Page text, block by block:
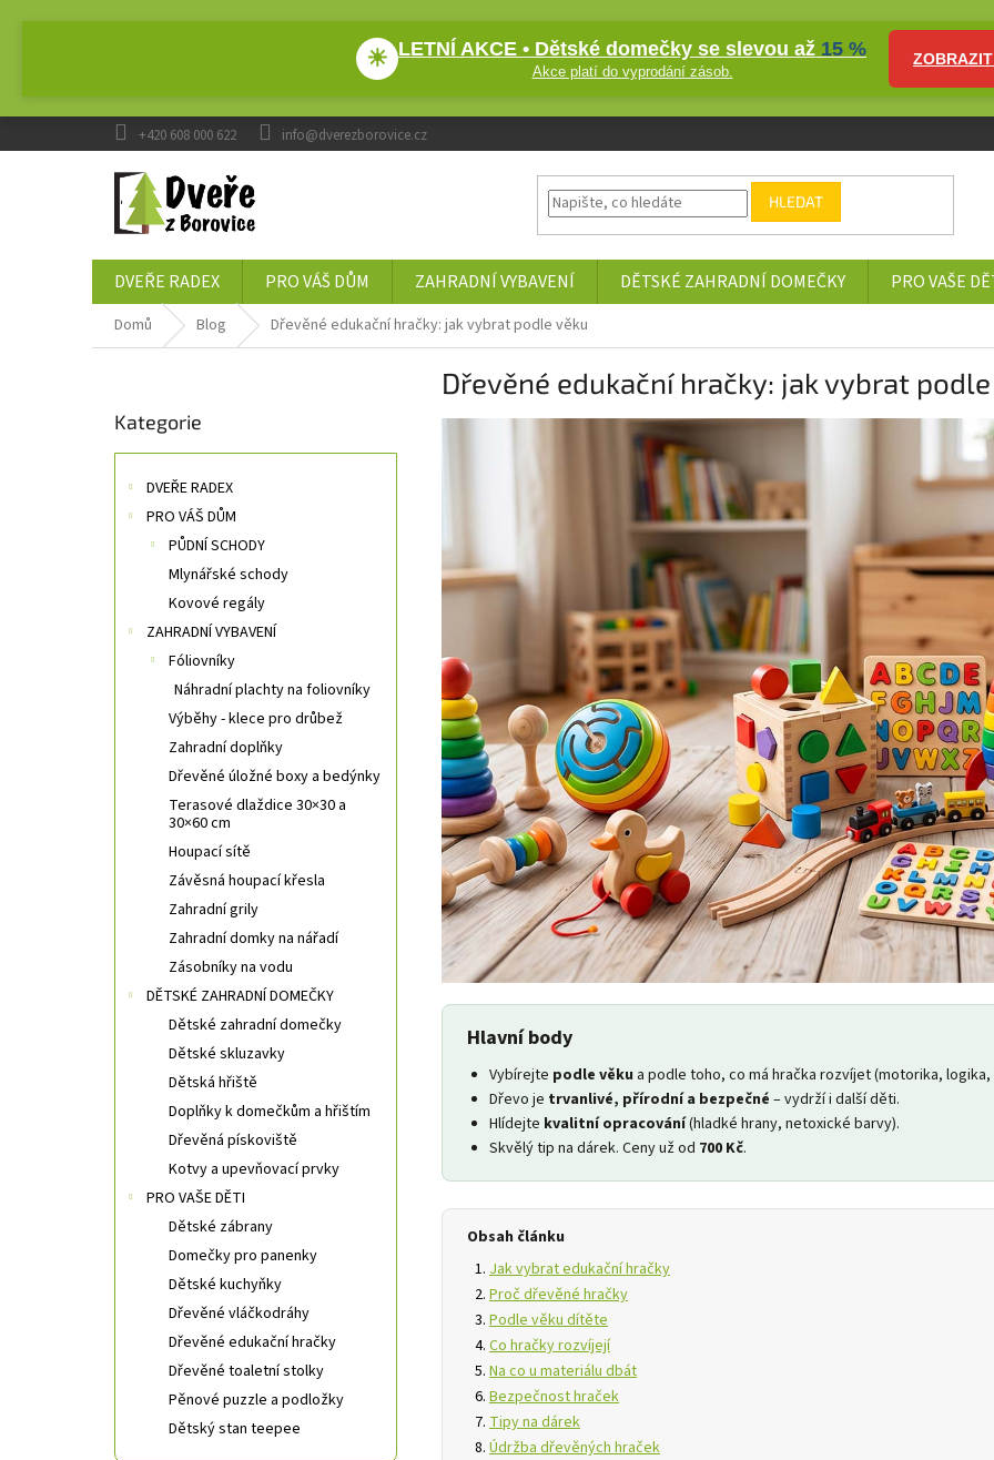
☀ LETNÍ AKCE • Dětské domečky se slevou až 15 %
Akce platí do vyprodání zásob.
+420 608 000 622 info@dverezborovice.cz
HLEDAT
DVEŘE RADEX PRO VÁŠ DŮM ZAHRADNÍ VYBAVENÍ DĚTSKÉ ZAHRADNÍ DOMEČKY PRO VAŠE
Domů Blog Dřevěné edukační hračky: jak vybrat podle věku
kategorie
Kategorie
DVEŘE RADEX
PRO VÁŠ DŮM
PŮDNÍ SCHODY
Mlynářské schody
Kovové regály
ZAHRADNÍ VYBAVENÍ
Fóliovníky
Náhradní plachty na foliovníky
Výběhy - klece pro drůbež
Zahradní doplňky
Dřevěné úložné boxy a bedýnky
Terasové dlaždice 30×30 a
30×60 cm
Houpací sítě
Závěsná houpací křesla
Zahradní grily
Zahradní domky na nářadí
Zásobníky na vodu
DĚTSKÉ ZAHRADNÍ DOMEČKY
Dětské zahradní domečky
Dětské skluzavky
Dětská hřiště
Doplňky k domečkům a hřištím
Dřevěná pískoviště
Kotvy a upevňovací prvky
PRO VAŠE DĚTI
Dětské zábrany
Domečky pro panenky
Dětské kuchyňky
Dřevěné vláčkodráhy
Dřevěné edukační hračky
Dřevěné toaletní stolky
Pěnové puzzle a podložky
Dětský stan teepee
Dřevěné edukační hračky: jak vybrat
Hlavní body
Vybírejte podle věku a podle toho, co má hračka rozvíjet (motorika, logika,
Dřevo je trvanlivé, přírodní a bezpečné – vydrží i další děti.
Hlídejte kvalitní opracování(hladké hrany, netoxické barvy).
Skvělý tip na dárek. Ceny už od 700 Kč.
Obsah článku
Jak vybrat edukační hračky
Proč dřevěné hračky
Podle věku dítěte
Co hračky rozvíjejí
Na co u materiálu dbát
Bezpečnost hraček
Tipy na dárek
Údržba dřevěných hraček